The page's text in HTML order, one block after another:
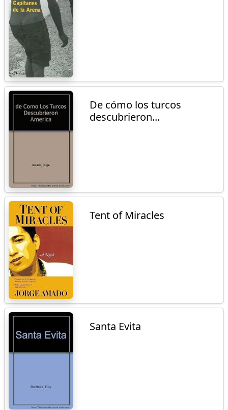
De cómo los turcos
descubrieron...
Tent of Miracles
Santa Evita